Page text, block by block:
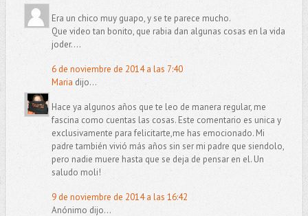
Era un chico muy guapo, y se te parece mucho.
Que video tan bonito, que rabia dan algunas cosas en la vida
joder....
6 de noviembre de 2014 a las 7:40
Maria dijo...
Hace ya algunos años que te leo de manera regular, me
fascina como cuentas las cosas. Este comentario es unica y
exclusivamente para felicitarte,me has emocionado. Mi
padre también vivió más años sin ser mi padre que siendolo,
pero nadie muere hasta que se deja de pensar en el. Un
saludo moli!
9 de noviembre de 2014 a las 16:42
Anónimo dijo...